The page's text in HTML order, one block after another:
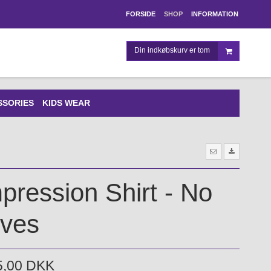
FORSIDE SHOP INFORMATION
Din indkøbskurv er tom
KIDS WEAR
Shirt - No
DKK